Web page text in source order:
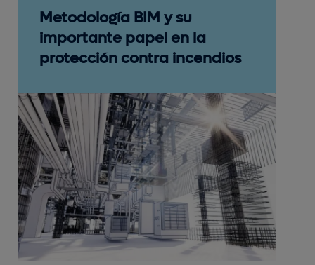
Metodología BIM y su
importante papel en la
protección contra incendios